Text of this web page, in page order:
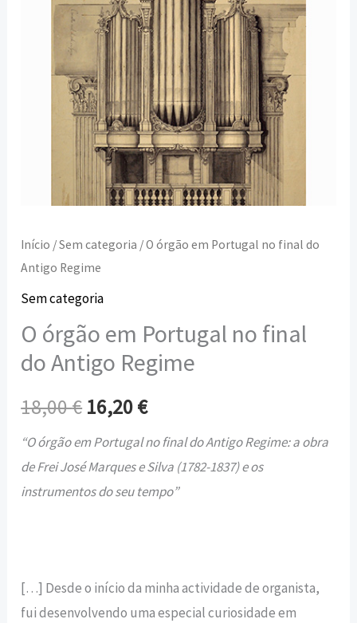
Início /Sem categoria / O órgão em Portugal no final do
Antigo Regime
Sem categoria
O órgão em Portugal no final
do Antigo Regime
18,00€ 16,20€
“O órgão em Portugal no final do Antigo Regime: a obra
de Frei José Marques e Silva (1782-1837) e os
instrumentos do seu tempo”
[…] Desde o início da minha actividade de organista,
fui desenvolvendo uma especial curiosidade em
Regime